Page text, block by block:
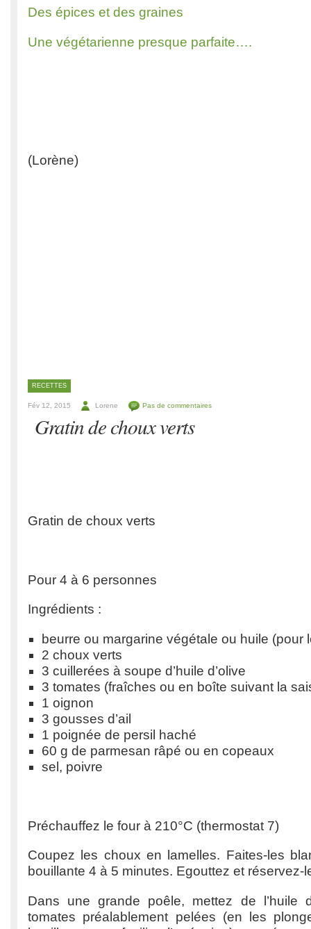
Des épices et des graines
Une végétarienne presque parfaite….
(Lorène)
RECETTES
Fév 12, 2015 Lorene Pas de commentaires
Gratin de choux verts
Gratin de choux verts
Pour 4 à 6 personnes
Ingrédients :
beurre ou margarine végétale ou huile (pour
2 choux verts
3 cuillerées à soupe d’huile d’olive
3 tomates (fraîches ou en boîte suivant la
1 oignon
3 gousses d’ail
1 poignée de persil haché
60 g de parmesan râpé ou en copeaux
sel, poivre
Préchauffez le four à 210°C (thermostat 7)
Coupez les choux en lamelles. Faites-les
bouillante 4 à 5 minutes. Egouttez et réservez-
Dans une grande poêle, mettez de l’huile
tomates préalablement pelées (en les